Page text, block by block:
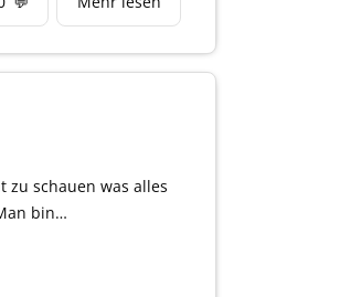
zu schauen was alles
bin…